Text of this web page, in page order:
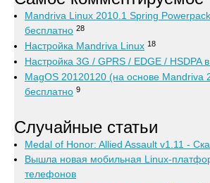
Mandriva Linux 2010.1 Spring
бесплатно 28
Настройка Mandriva Linux 18
Настройка 3G / GPRS / EDGE / HSDPA
MagOS 20120120 (на основе Mandriva
бесплатно 9
Случайные статьи
Medal of Honor: Allied Assault v1.11 -
Вышла новая мобильная Linux-
телефонов